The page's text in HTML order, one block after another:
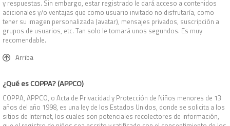
y respuestas. Sin embargo, estar registrado le dará acceso a contenidos
adicionales y/o ventajas que como usuario invitado no disfrutaría, como
tener su imagen personalizada (avatar), mensajes privados, suscripción a
grupos de usuarios, etc. Tan solo le tomará unos segundos. Es muy
recomendable.
Arriba
¿Qué es COPPA? (APPCO)
COPPA, APPCO, o Acta de Privacidad y Protección de Niños menores de 13
años del año 1998, es una ley de los Estados Unidos, donde se solicita a los
sitios de Internet, los cuales son potenciales recolectores de información,